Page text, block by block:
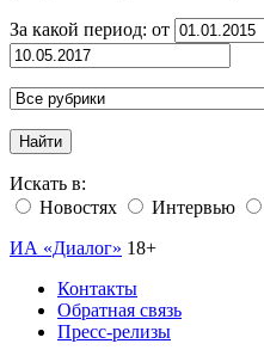
За какой период: от
Найти
Искать в:
Новостях
Интервью
ИА «Диалог» 18+
Контакты
Обратная связь
Пресс-релизы